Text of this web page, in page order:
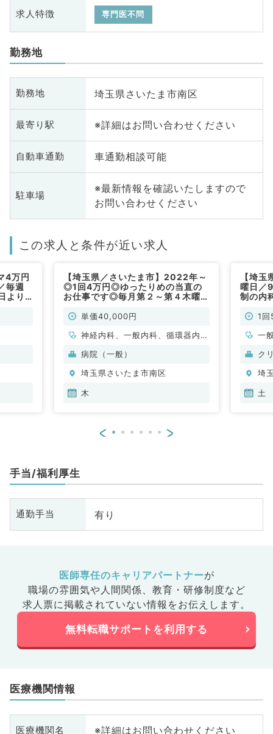
求人特徴 専門医不問
勤務地
勤務地 埼玉県さいたま市南区
最寄り駅 ※詳細はお問い合わせください
自動車通勤 車通勤相談可能
駐車場
※最新情報を確認いたしますので
お問い合わせください
この求人と条件が近い求人
4万円
毎週
より
【埼玉県／さいたま市】2022年～
◎1回4万円◎ゆったりめの当直の
お仕事です◎毎月第２～第４木曜日
非常勤）
単価40,000円
神経内科、一般内科、循環器内
科、呼吸器内科、消化器内科、内
内科、血液内科、膠原病科
病院（一般）
埼玉県さいたま市南区
木
【埼
曜日／
制の内
非常勤
1
一
ク
埼
土
< >
手当/福利厚生
通勤手当 有り
医師専任のキャリアパートナーが
職場の雰囲気や人間関係、 教育・研修制度など
求人票に掲載されていない情報をお伝えします。
無料転職サポートを利用する
医療機関情報
医療機関名 ※詳細はお問い合わせください